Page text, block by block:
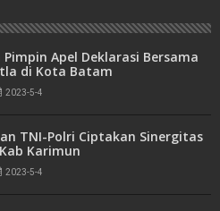
Apel Deklarasi Bersama
di Kota Batam
2023-5-4
TNI-Polri Ciptakan Sinergitas
Karimun
2023-5-4